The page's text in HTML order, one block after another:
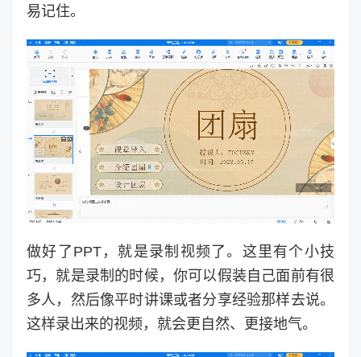
易记住。
做好了PPT，就是录制视频了。这里有个小技
巧，就是录制的时候，你可以假装自己面前有很
多人，然后像平时讲课或者分享经验那样去说。
这样录出来的视频，就会更自然、更接地气。